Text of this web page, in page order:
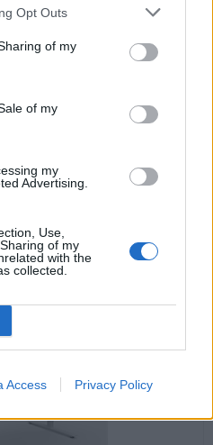
Opt Outs
of my
of my
my
Advertising.
Use,
of my
with the
collected.
Access Privacy Policy
med front
28.790:-